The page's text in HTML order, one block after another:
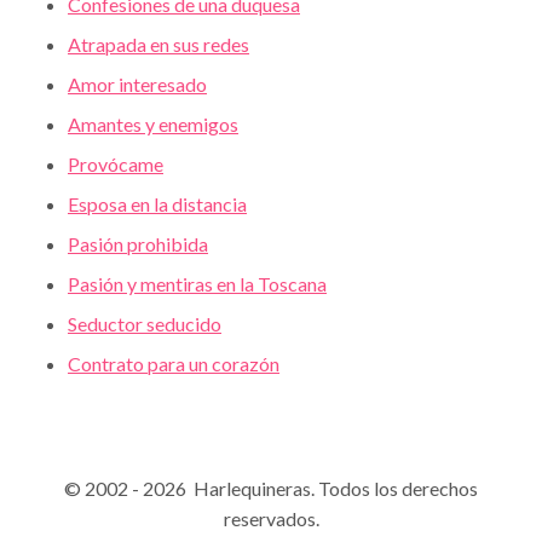
Atrapada en sus redes
Amor interesado
Amantes y enemigos
Provócame
Esposa en la distancia
Pasión prohibida
Pasión y mentiras en la Toscana
Seductor seducido
Contrato para un corazón
© 2002 - 2026 Harlequineras. Todos los derechos
reservados.